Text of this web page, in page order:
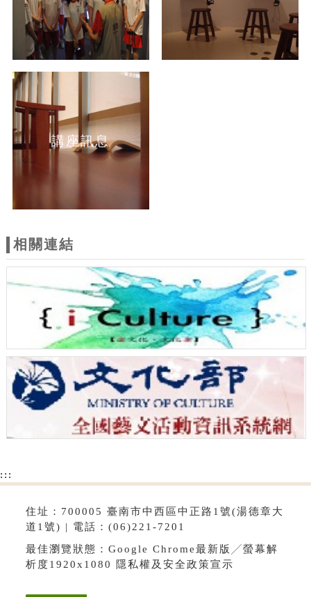
講座訊息
相關連結
:::
住址：700005 臺南市中西區中正路1號(湯德章大
道1號) | 電話：(06)221-7201
最佳瀏覽狀態：Google Chrome最新版╱螢幕解
析度1920x1080 隱私權及安全政策宣示